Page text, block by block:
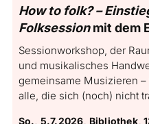
How to folk? –
Folksessionmit dem
Sessionworkshop, der
und musikalisches
gemeinsame Musizieren
alle, die sich (noch) nicht
So., 5.7.2026, Bibliothek,